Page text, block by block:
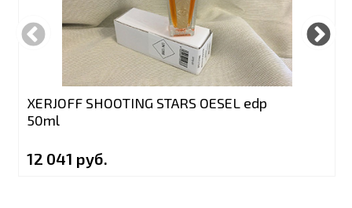
XERJOFF SHOOTING STARS OESEL edp
50ml
12 041 руб.